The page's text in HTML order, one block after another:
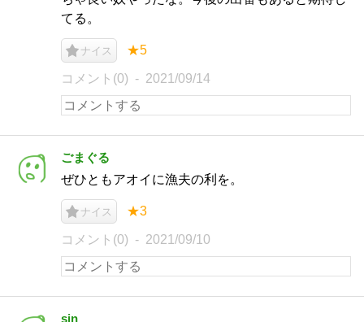
てる。
ナイス ★5
コメント(0) 2021/09/14
ごまぐる
ぜひともアオイに漁夫の利を。
ナイス ★3
コメント(0) 2021/09/10
sin